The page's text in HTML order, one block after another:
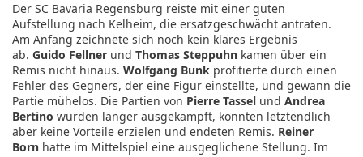
Der SC Bavaria Regensburg reiste mit einer guten
Aufstellung nach Kelheim, die ersatzgeschwächt antraten.
Am Anfang zeichnete sich noch kein klares Ergebnis
ab. Guido Fellner und Thomas Steppuhn kamen über ein
Remis nicht hinaus. Wolfgang Bunk profitierte durch einen
Fehler des Gegners, der eine Figur einstellte, und gewann die
Partie mühelos. Die Partien von Pierre Tassel und Andrea
Bertino wurden länger ausgekämpft, konnten letztendlich
aber keine Vorteile erzielen und endeten Remis. Reiner
Born hatte im Mittelspiel eine ausgeglichene Stellung. Im